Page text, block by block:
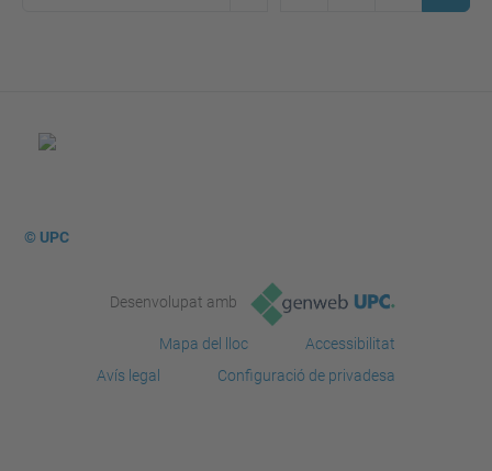
© UPC
Desenvolupat amb
Mapa del lloc
Accessibilitat
Avís legal
Configuració de privadesa